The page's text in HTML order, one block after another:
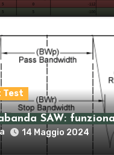
Test
SAW:
14 Maggio 2024